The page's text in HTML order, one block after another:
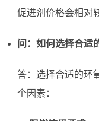
促进剂价格会相对
问：如何选择合适
答：选择合适的环
个因素：